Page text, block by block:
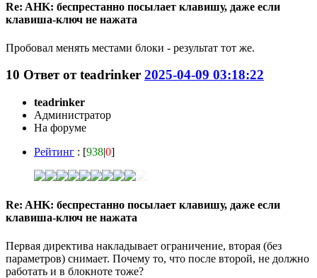
Re: AHK: беспрестанно посылает клавишу, даже если
клавиша-ключ не нажата
Пробовал менять местами блоки - результат тот же.
10 Ответ отteadrinker 2025-04-09 03:18:22
teadrinker
Администратор
На форуме
Рейтинг : [938|0]
Re: AHK: беспрестанно посылает клавишу, даже если
клавиша-ключ не нажата
Первая директива накладывает ограничение, вторая (без
параметров) снимает. Почему то, что после второй, не должно
работать и в блокноте тоже?